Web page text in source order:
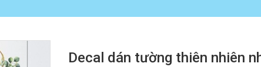
Decal dán tường thiên nhiên